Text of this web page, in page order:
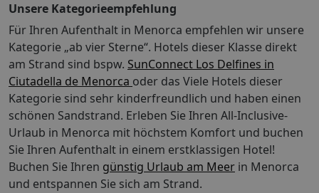
Wesentliche Eigenschaften Ihres Hotels: Ausstattung
Internet: WLAN/WiFi, im öffentlichen Bereich: ohne
GebührZahlungsarten: TUI Card / VISA, MasterCard,
Diners, EC Karte/MaestroParkmöglichkeiten: Parkplatz
(nach Verfügbarkeit), unbewacht: ohne
GebührLandeskategorie: 1,5 Sterne Lage & Entfernung
Strand ca. 500 mStadtzentrum/Ortszentrum ca. 10 m
Hinweis für Personen mit eingeschränkter Mobilität:
Dieses Produkt ist im Allgemeinen für Personen mit
eingeschränkter Mobilität nicht geeignet. Ob es
trotzdem Ihren individuellen Bedürfnissen entspricht,
erfragen Sie bitte bei Ihrer Buchungsstelle! Stand der
Unsere Kategorieempfehlung
Für Ihren Aufenthalt in Menorca empfehlen wir unsere
Kategorie „ab vier Sterne“. Hotels dieser Klasse direkt
am Strand sind bspw. SunConnect Los Delfines in
Ciutadella de Menorca oder das Viele Hotels dieser
Kategorie sind sehr kinderfreundlich und haben einen
schönen Sandstrand. Erleben Sie Ihren All-Inclusive-
Urlaub in Menorca mit höchstem Komfort und buchen
Sie Ihren Aufenthalt in einem erstklassigen Hotel!
Buchen Sie Ihren günstig Urlaub am Meer in Menorca
und entspannen Sie sich am Strand.